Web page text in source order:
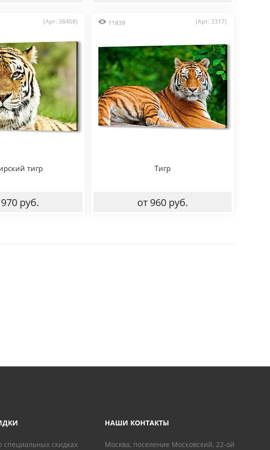
(Арт: 38468)
тигр
руб.
11839 (Арт: 3317)
Тигр
от 960 руб.
скидках
НАШИ КОНТАКТЫ
Москва, поселение Московский, 22-ой